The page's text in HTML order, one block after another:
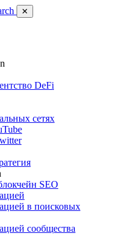
✕
DeFi
сетях
SEO
в поисковых
сообщества